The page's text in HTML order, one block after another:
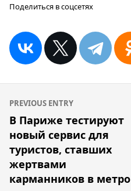
Поделиться в соцсетях
Навигация
по
записям
PREVIOUS ENTRY
В Париже тестируют
новый сервис для
туристов, ставших
жертвами
карманников в метро